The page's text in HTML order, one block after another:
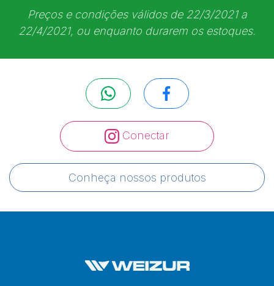
Preços e condições válidos de 22/3/2021 a
22/4/2021, ou enquanto durarem os estoques.
Conectar
Conheça nossos produtos